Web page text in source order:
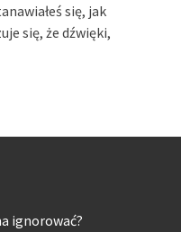
się, jak
się, że dźwięki,
ignorować?